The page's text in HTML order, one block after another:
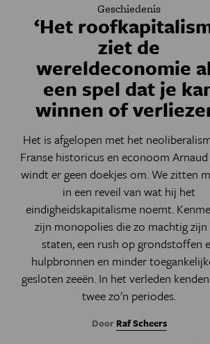
Geschiedenis
‘Het
ziet de
wereldeconomie
een spel dat je
winnen of
Het is afgelopen met het
Franse historicus en econoom
windt er geen doekjes om. We zitten
in een reveil van wat hij het
eindigheidskapitalisme noemt.
zijn monopolies die zo machtig zijn
staten, een rush op grondstoffen
hulpbronnen en minder
gesloten zeeën. In het verleden
twee zo'n periodes.
Door Raf Scheers